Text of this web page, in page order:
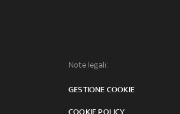
Note legali:
GESTIONE COOKIE
COOKIE POLICY